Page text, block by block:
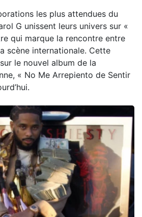
les plus attendues du
G unissent leurs univers sur «
qui marque la rencontre entre
scène internationale. Cette
le nouvel album de la
« No Me Arrepiento de Sentir